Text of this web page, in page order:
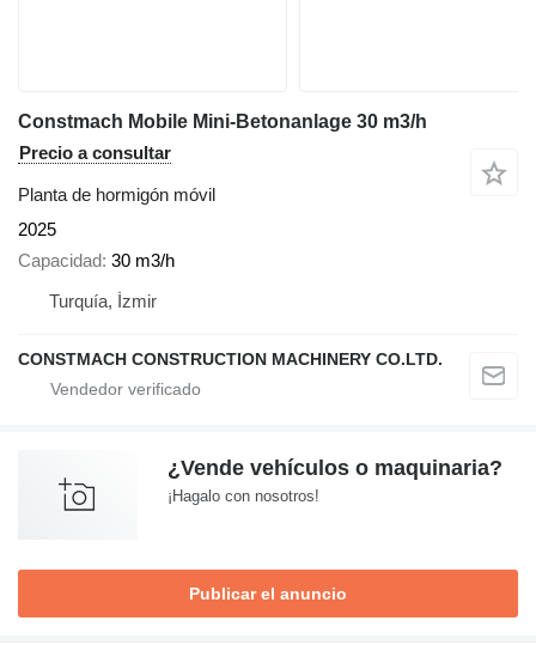
Constmach Mobile Mini-Betonanlage 30 m3/h
Precio a consultar
Planta de hormigón móvil
2025
Capacidad 30 m3/h
Turquía, İzmir
CONSTMACH CONSTRUCTION MACHINERY CO.LTD.
¿Vende vehículos o maquinaria?
¡Hagalo con nosotros!
Publicar el anuncio